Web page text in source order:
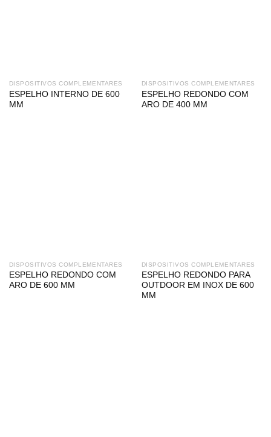
DISPOSITIVOS COMPLEMENTARES
ESPELHO INTERNO DE 600
MM
DISPOSITIVOS COMPLEMENTARES
ESPELHO REDONDO COM
ARO DE 400 MM
DISPOSITIVOS COMPLEMENTARES
ESPELHO REDONDO COM
ARO DE 600 MM
DISPOSITIVOS COMPLEMENTARES
ESPELHO REDONDO PARA
OUTDOOR EM INOX DE 600
MM